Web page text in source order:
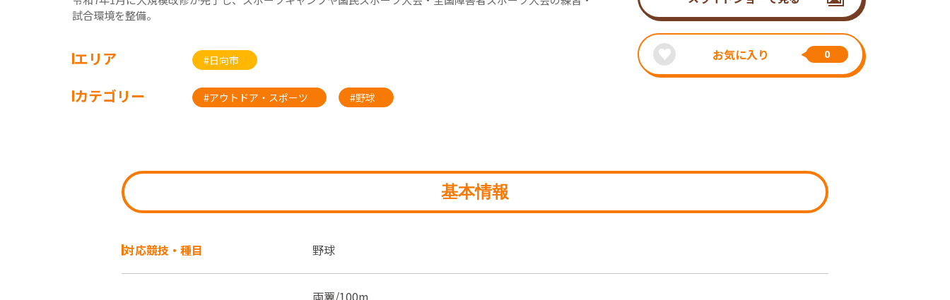
試合環境を整備。
エリア #日向市
カテゴリー #アウトドア・スポーツ #野球
お気に入り 0
基本情報
対応競技・種目 野球